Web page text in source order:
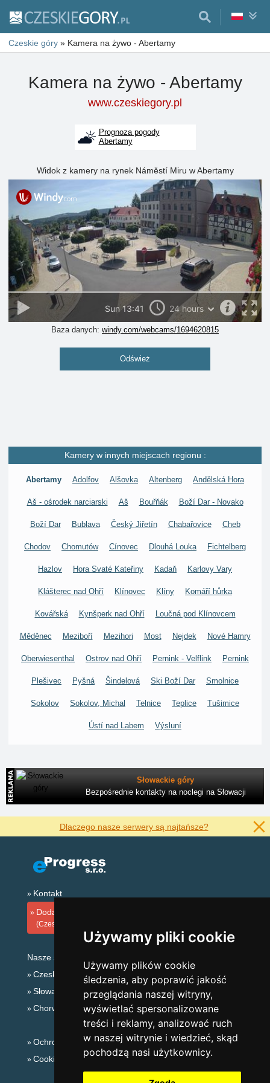
Używamy pliki cookie
Używamy plików cookie
śledzenia, aby poprawić jakość
przeglądania naszej witryny,
wyświetlać spersonalizowane
treści i reklamy, analizować ruch
w naszej witrynie i wiedzieć, skąd
pochodzą nasi użytkownicy.
Czeskie góry » Kamera na żywo - Abertamy
Kamera na żywo - Abertamy
www.czeskiegory.pl
Prognoza pogody
Abertamy
Widok z kamery na rynek Náměstí Miru w Abertamy
Baza danych: windy.com/webcams/1694620815
Odśwież
Kamery w innych miejscach regionu :
Abertamy Adolfov Alšovka Altenberg Andělská Hora
Aš - ośrodek narciarski Aš Bouřňák Boží Dar - Novako
Boží Dar Bublava Český Jiřetín Chabařovice Cheb
Chodov Chomutów Cínovec Dlouhá Louka Fichtelberg
Hazlov Hora Svaté Kateřiny Kadaň Karlovy Vary
Klášterec nad Ohří Klínovec Klíny Komáří hůrka
Kovářská Kynšperk nad Ohří Loučná pod Klínovcem
Měděnec Meziboří Mezihori Most Nejdek Nové Hamry
Oberwiesenthal Ostrov nad Ohří Pernink - Velflink Pernink
Plešivec Pyšná Šindelová Ski Boží Dar Smolnice
Sokolov Sokolov, Michal Telnice Teplice Tušimice
Ústí nad Labem Výsluní
Słowackie góry
Bezpośrednie kontakty na noclegi na Słowacji
Dlaczego nasze serwery są najtańsze?
Kontakt
Dodaj zakwaterowanie
(Czeski)
Nasze serwery:
Czeskie Góry
Słowackie góry
Chorwacja
Ochrona prywatności
Cookies